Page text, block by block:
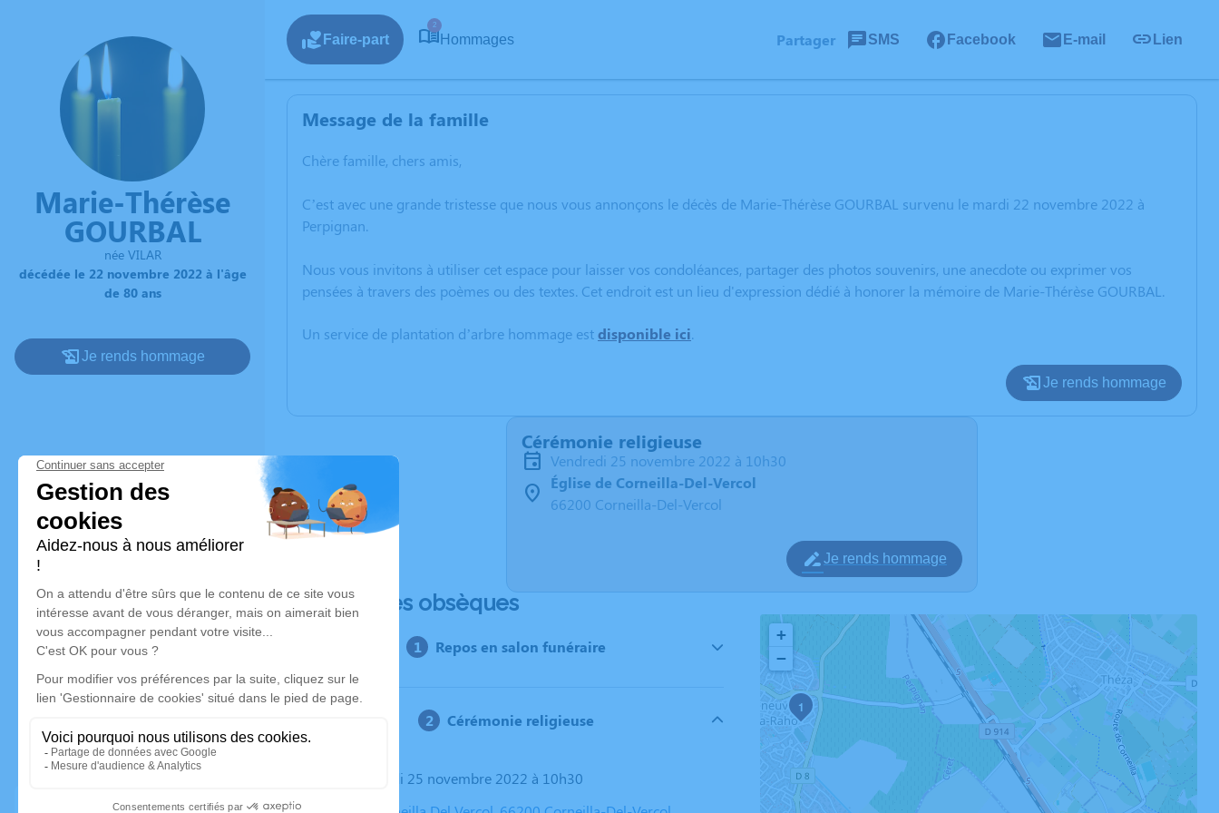
Marie-Thérèse
GOURBAL
née VILAR
décédée le 22 novembre 2022 à l'âge
de 80 ans
Je rends hommage
Faire-part
2
Hommages Partager SMS Facebook E-mail Lien
Message de la famille
Chère famille, chers amis,
C’est avec une grande tristesse que nous vous annonçons le décès de Marie-Thérèse GOURBAL survenu le mardi 22 novembre 2022 à
Perpignan.
Nous vous invitons à utiliser cet espace pour laisser vos condoléances, partager des photos souvenirs, une anecdote ou exprimer vos
pensées à travers des poèmes ou des textes. Cet endroit est un lieu d'expression dédié à honorer la mémoire de Marie-Thérèse GOURBAL.
Un service de plantation d’arbre hommage estdisponible ici.
Je rends hommage
Cérémonie religieuse
vendredi 25 novembre 2022 à 10h30
Église de Corneilla-Del-Vercol
66200 Corneilla-Del-Vercol
Je rends hommage
Déroulé des obsèques
Repos en salon funéraire
Cérémonie religieuse
Le vendredi 25 novembre 2022 à 10h30
1
+
−